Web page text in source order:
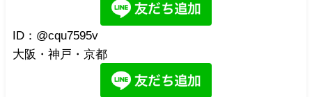
ID：@cqu7595v
大阪・神戸・京都